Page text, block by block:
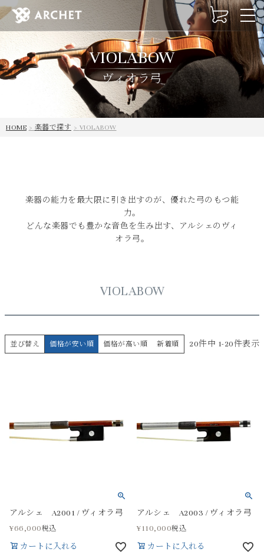
t
g
l
e
v
VIOLABOW
ヴィオラ弓
HOME 楽器で探す VIOLABOW
楽器の能力を最大限に引き出すのが、優れた弓のもつ能
力。
どんな楽器でも豊かな音色を生み出す、アルシェのヴィ
オラ弓。
VIOLABOW
並び替え 価格が安い順 価格が高い順 新着順 20件中 1-20件表示
アルシェ A2001 / ヴィオラ弓
¥66,000税込
カートに入れる
アルシェ A2003 / ヴィオラ弓
¥110,000税込
カートに入れる